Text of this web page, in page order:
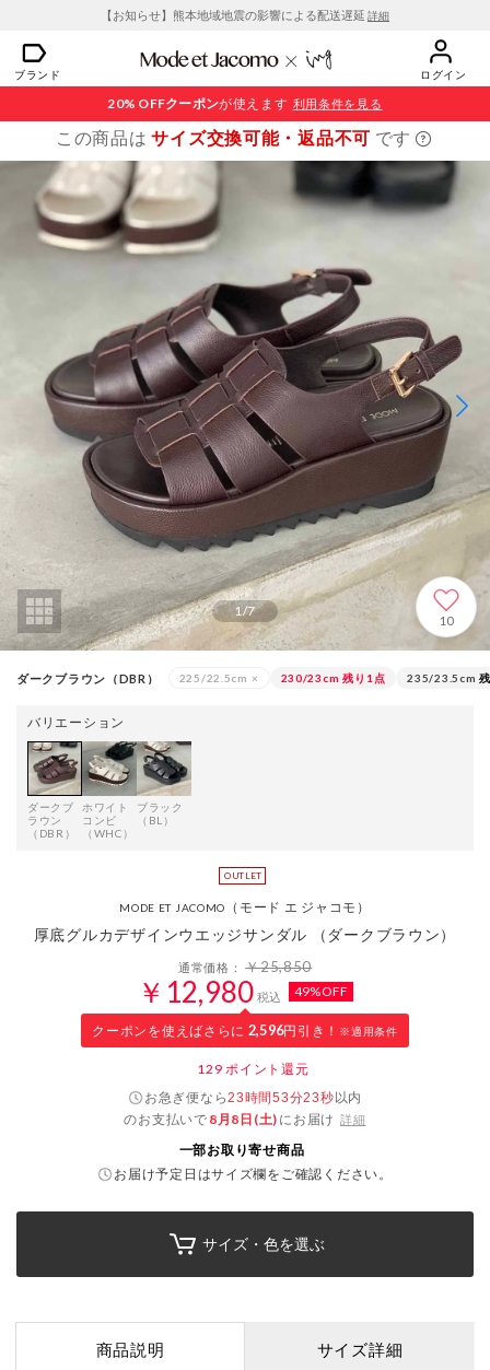
【お知らせ】熊本地域地震の影響による配送遅延 詳細
ブランド ログイン
20% OFFクーポンが使えます 利用条件を見る
この商品はサイズ交換可能・返品不可 です
1/7
10
ダークブラウン（DBR） 225/22.5cm × 230/23cm 残り1点 235/23.5cm
バリエーション
ダークブ
ラウン
（DBR）
ホワイト
コンビ
（WHC）
ブラック
（BL）
MODE ET JACOMO （モード エ ジャコモ）
厚底グルカデザインウエッジサンダル （ダークブラウン）
通常価格：￥25,850
￥12,980 税込 49%OFF
クーポンを使えばさらに 2,596円引き！ ※適用条件
129 ポイント還元
お急ぎ便なら23時間53分22秒以内
のお支払いで 8月8日(土) にお届け 詳細
一部お取り寄せ商品
お届け予定日はサイズ欄をご確認ください。
サイズ・色を選ぶ
商品説明 サイズ詳細